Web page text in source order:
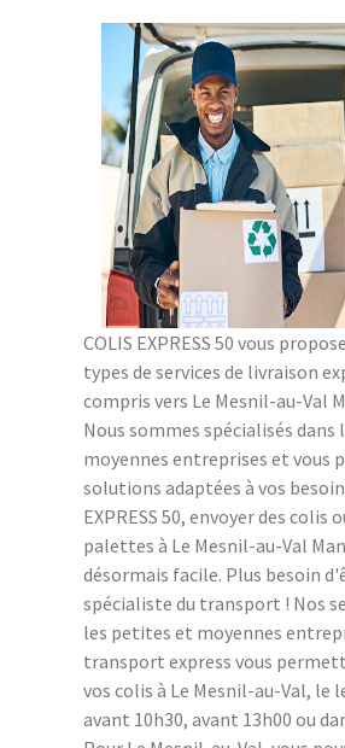
COLIS EXPRESS 50 vous
types de services de livraison
compris vers Le Mesnil-au-Val
Nous sommes spécialisés
moyennes entreprises et vous
solutions adaptées à vos
EXPRESS 50, envoyer des colis
palettes à Le Mesnil-au-Val
désormais facile. Plus besoin
spécialiste du transport ! Nos
les petites et moyennes
transport express vous
vos colis à Le Mesnil-au-Val, le
avant 10h30, avant 13h00 ou